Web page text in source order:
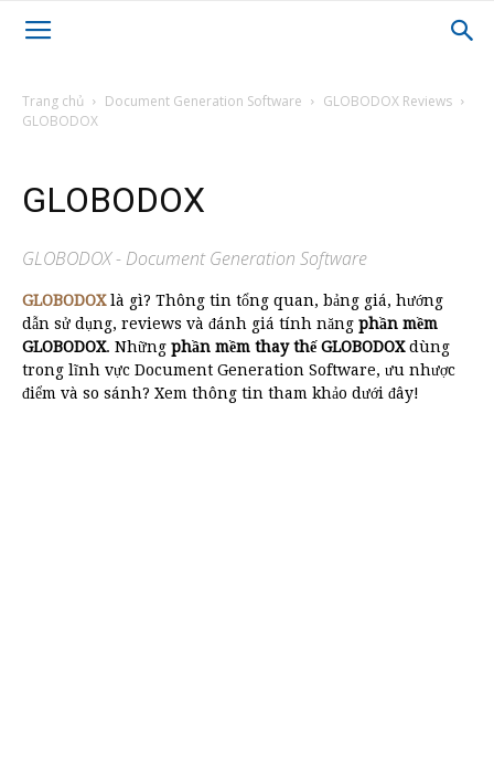
Trang chủ Document Generation Software
GLOBODOX Reviews
GLOBODOX
GLOBODOX
GLOBODOX - Document Generation Software
GLOBODOXlà gì? Thông tin tổng quan, bảng giá, hướng
dẫn sử dụng, reviews và đánh giá tính năng phần mềm
GLOBODOX. Những phần mềm thay thế GLOBODOXdùng
trong lĩnh vực Document Generation Software, ưu nhược
điểm và so sánh? Xem thông tin tham khảo dưới đây!